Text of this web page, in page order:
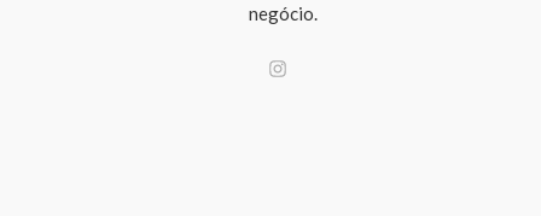
negócio.